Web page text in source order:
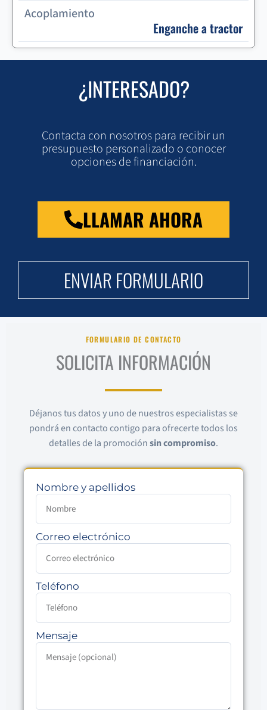
Acoplamiento
Enganche a tractor
¿INTERESADO?
Contacta con nosotros para recibir un
presupuesto personalizado o conocer
opciones de financiación.
LLAMAR AHORA
ENVIAR FORMULARIO
FORMULARIO DE CONTACTO
SOLICITA INFORMACIÓN
Déjanos tus datos y uno de nuestros especialistas se
pondrá en contacto contigo para ofrecerte todos los
detalles de la promociónsin compromiso.
Nombre y apellidos
Correo electrónico
Teléfono
Mensaje